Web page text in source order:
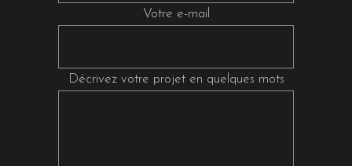
Votre e-mail
Décrivez votre projet en quelques mots